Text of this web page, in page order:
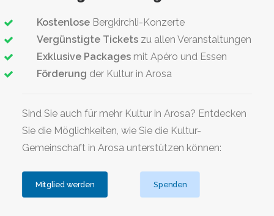
Kostenlose Bergkirchli-Konzerte
Vergünstigte Tickets zu allen Veranstaltungen
Exklusive Packages mit Apéro und Essen
Förderung der Kultur in Arosa
Sind Sie auch für mehr Kultur in Arosa? Entdecken
Sie die Möglichkeiten, wie Sie die Kultur-
Gemeinschaft in Arosa unterstützen können:
Mitglied werden Spenden